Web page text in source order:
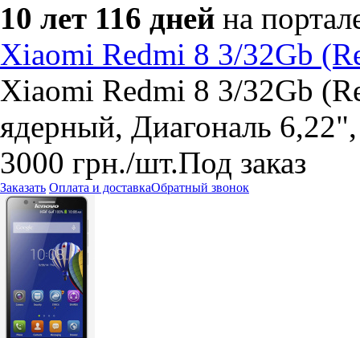
10 лет 116 дней на
Xiaomi Redmi 8 3/32Gb
Xiaomi Redmi 8 3/32Gb
ядерный, Диагональ
3000 грн./шт.Под заказ
Заказать Оплата и доставкаОбратный звонок